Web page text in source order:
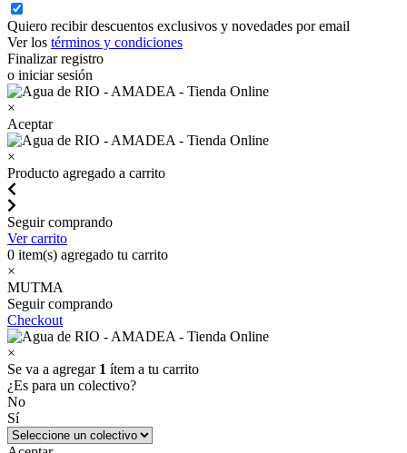
Quiero recibir descuentos exclusivos y novedades por email
Ver los términos y condiciones
Finalizar registro
o iniciar sesión
×
Aceptar
×
Producto agregado a carrito
Seguir comprando
Ver carrito
0 item(s) agregado tu carrito
×
MUTMA
Seguir comprando
Checkout
×
Se va a agregar 1 ítem a tu carrito
¿Es para un colectivo?
No
Sí